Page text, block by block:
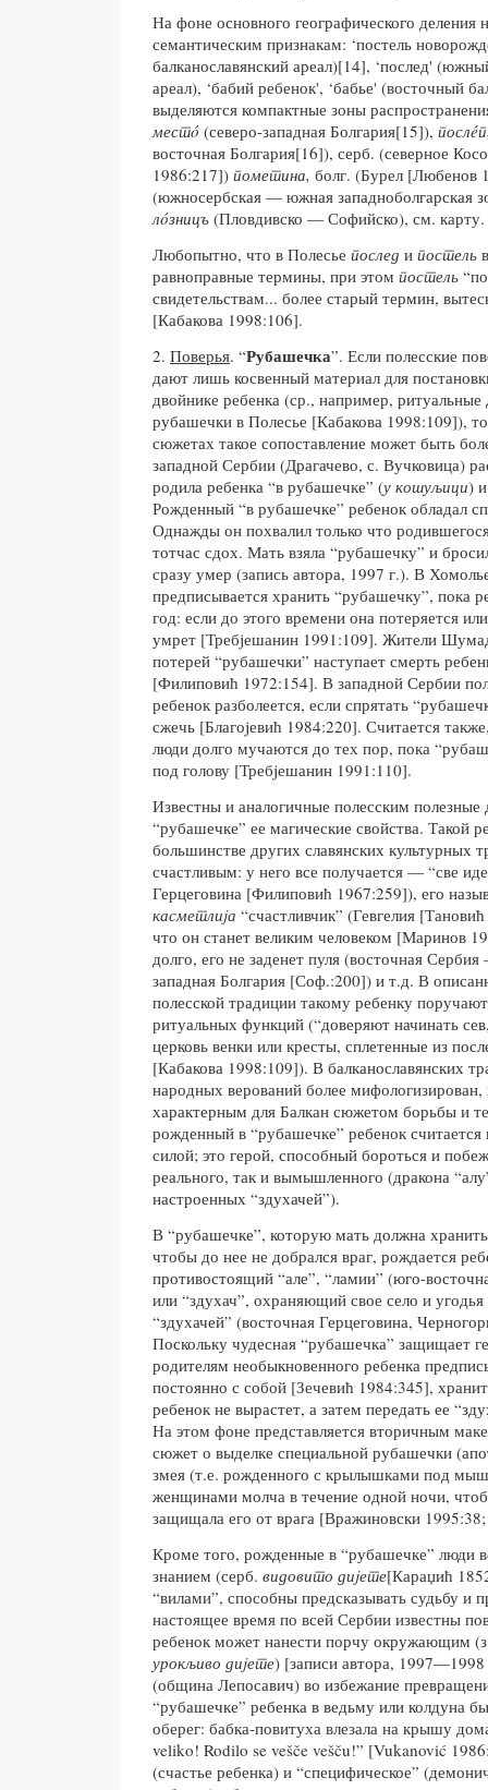
На фоне основного географического деления
семантическим признакам: ‘постель
балканославянский ареал)[14], ‘послед'
ареал), ‘бабий ребенок', ‘бабье' (восточный
выделяются компактные зоны
местó (северо-западная Болгария[15]),
восточная Болгария[16]), серб. (северное
1986:217]) пометина, болг. (Бурел [Любенов
(южносербская — южная западноболгарская
лóзницъ (Пловдивско — Софийско), см. карту.
Любопытно, что в Полесье послед и постель
равноправные термины, при этом постель
свидетельствам... более старый термин,
[Кабакова 1998:106].
2. Поверья. “Рубашечка”. Если полесские
дают лишь косвенный материал для
двойнике ребенка (ср., например, ритуальные
рубашечки в Полесье [Кабакова 1998:109]),
сюжетах такое сопоставление может быть
западной Сербии (Драгачево, с. Вучковица)
родила ребенка “в рубашечке” (у кошуљици)
Рожденный “в рубашечке” ребенок обладал
Однажды он похвалил только что
тотчас сдох. Мать взяла “рубашечку” и
сразу умер (запись автора, 1997 г.). В
предписывается хранить “рубашечку”, пока
год: если до этого времени она потеряется
умрет [Требjешанин 1991:109]. Жители
потерей “рубашечки” наступает смерть
[Филиповић 1972:154]. В западной Сербии
ребенок разболеется, если спрятать
сжечь [Благоjевић 1984:220]. Считается
люди долго мучаются до тех пор, пока
под голову [Требjешанин 1991:110].
Известны и аналогичные полесским полезные
“рубашечке” ее магические свойства. Такой
большинстве других славянских культурных
счастливым: у него все получается — “све
Герцеговина [Филиповић 1967:259]), его
касметлиjа “счастливчик” (Гевгелия
что он станет великим человеком [Маринов
долго, его не заденет пуля (восточная
западная Болгария [Соф.:200]) и т.д. В
полесской традиции такому ребенку
ритуальных функций (“доверяют начинать
церковь венки или кресты, сплетенные из
[Кабакова 1998:109]). В балканославянских
народных верований более мифологизирован,
характерным для Балкан сюжетом борьбы и
рожденный в “рубашечке” ребенок
силой; это герой, способный бороться и
реального, так и вымышленного (дракона
настроенных “здухачей”).
В “рубашечке”, которую мать должна
чтобы до нее не добрался враг, рождается
противостоящий “але”, “ламии” (юго-
или “здухач”, охраняющий свое село и
“здухачей” (восточная Герцеговина,
Поскольку чудесная “рубашечка” защищает
родителям необыкновенного ребенка
постоянно с собой [Зечевић 1984:345],
ребенок не вырастет, а затем передать ее
На этом фоне представляется вторичным
сюжет о выделке специальной рубашечки
змея (т.е. рожденного с крылышками под
женщинами молча в течение одной ночи,
защищала его от врага [Вражиновски
Кроме того, рожденные в “рубашечке” люди
знанием (серб. видовито диjете[Караџић
“вилами”, способны предсказывать судьбу и
настоящее время по всей Сербии известны
ребенок может нанести порчу окружающим
урокљиво диjете) [записи автора,
(община Лепосавич) во избежание
“рубашечке” ребенка в ведьму или колдуна
оберег: бабка-повитуха влезала на крышу
veliko! Rodilo se vešče vešču!” [Vukanović
(счастье ребенка) и “специфическое”